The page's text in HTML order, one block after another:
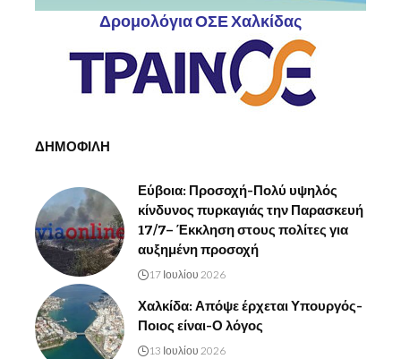
Δρομολόγια ΟΣΕ Χαλκίδας
ΔΗΜΟΦΙΛΗ
Εύβοια: Προσοχή-Πολύ υψηλός
κίνδυνος πυρκαγιάς την Παρασκευή
17/7– Έκκληση στους πολίτες για
αυξημένη προσοχή
17 Ιουλίου 2026
Χαλκίδα: Απόψε έρχεται Υπουργός-
Ποιος είναι-Ο λόγος
13 Ιουλίου 2026